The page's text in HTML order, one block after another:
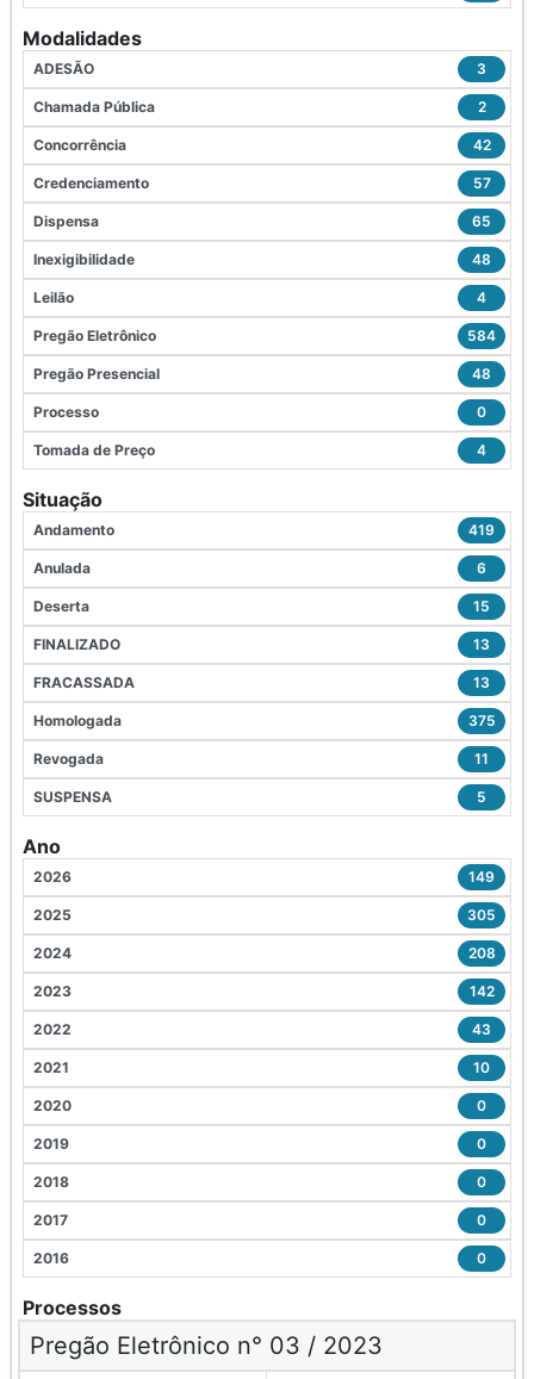
Modalidades
ADESÃO 3
Chamada Pública 2
Concorrência 42
Credenciamento 57
Dispensa 65
Inexigibilidade 48
Leilão 4
Pregão Eletrônico 584
Pregão Presencial 48
Processo 0
Tomada de Preço 4
Situação
Andamento 419
Anulada 6
Deserta 15
FINALIZADO 13
FRACASSADA 13
Homologada 375
Revogada 11
SUSPENSA 5
Ano
2026 149
2025 305
2024 208
2023 142
2022 43
2021 10
2020 0
2019 0
2018 0
2017 0
2016 0
Processos
Pregão Eletrônico n° 03 / 2023